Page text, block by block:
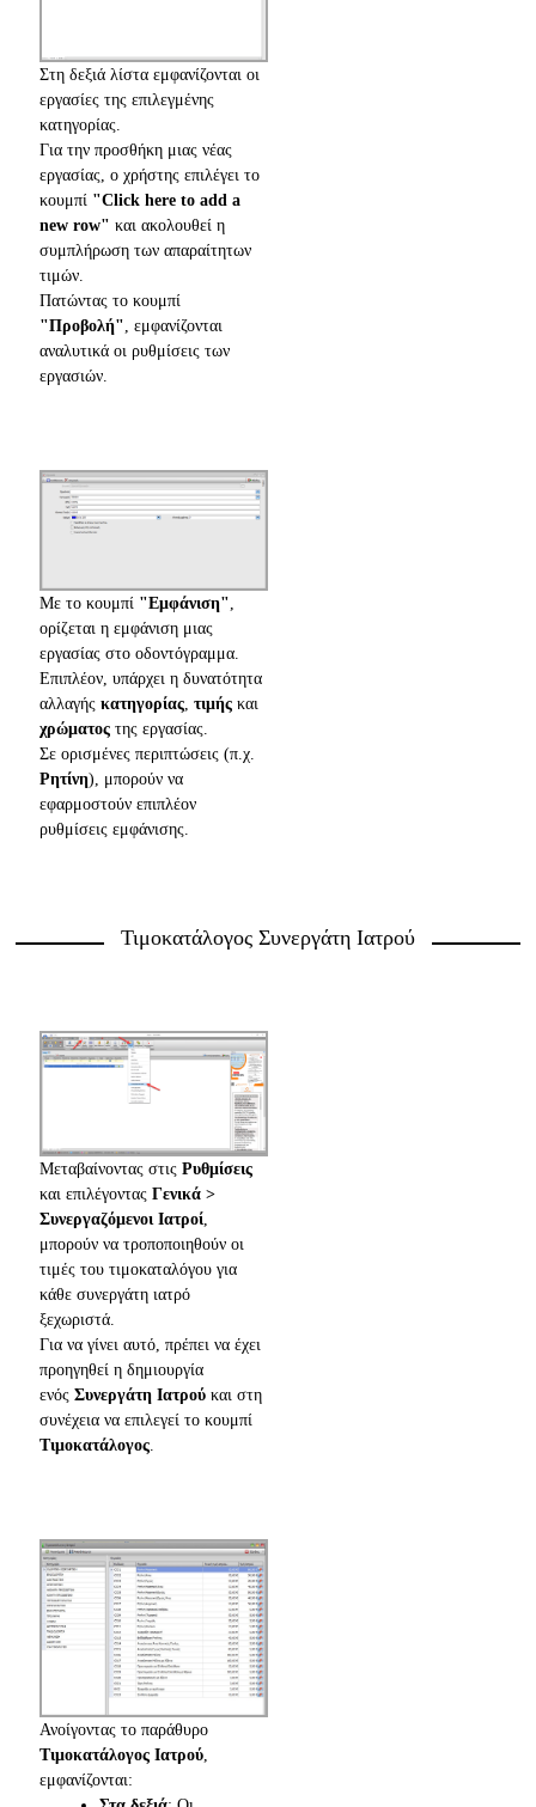
Στη δεξιά λίστα εμφανίζονται οι
εργασίες της επιλεγμένης
κατηγορίας.
Για την προσθήκη μιας νέας
εργασίας, ο χρήστης επιλέγει το
κουμπί "Click here to add a
new row" και ακολουθεί η
συμπλήρωση των απαραίτητων
τιμών.
Πατώντας το κουμπί
"Προβολή" , εμφανίζονται
αναλυτικά οι ρυθμίσεις των
εργασιών.
Με το κουμπί "Εμφάνιση"
ορίζεται η εμφάνιση μιας
εργασίας στο οδοντόγραμμα.
Επιπλέον, υπάρχει η δυνατότητα
αλλαγής κατηγορίας τιμής και
χρώματος της εργασίας.
Σε ορισμένες περιπτώσεις (π.χ.
Ρητίνη), μπορούν να
εφαρμοστούν επιπλέον
ρυθμίσεις εμφάνισης.
Τιμοκατάλογος Συνεργάτη Ιατρού
Μεταβαίνοντας στις Ρυθμίσεις
και επιλέγοντας Γενικά >
Συνεργαζόμενοι Ιατροί
μπορούν να τροποποιηθούν οι
τιμές του τιμοκαταλόγου για
κάθε συνεργάτη ιατρό
ξεχωριστά.
Για να γίνει αυτό, πρέπει να έχει
προηγηθεί η δημιουργία
ενός Συνεργάτη Ιατρού και στη
συνέχεια να επιλεγεί το κουμπί
Τιμοκατάλογος
Ανοίγοντας το παράθυρο
Τιμοκατάλογος Ιατρού,
εμφανίζονται: